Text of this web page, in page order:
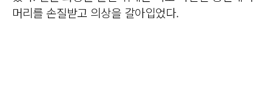
머리를 손질받고 의상을 갈아입었다.